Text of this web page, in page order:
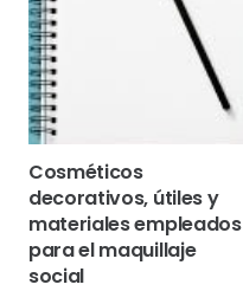
Cosméticos
decorativos, útiles y
materiales empleados
para el maquillaje
social